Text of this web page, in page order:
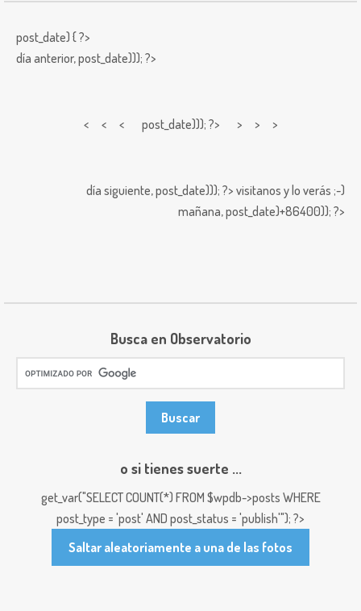
post_date) { ?>
día anterior,post_date))); ?>
< < < post_date))); ?> > > >
día siguiente,post_date))); ?> visitanos y lo verás ;-)
mañana,post_date)+86400)); ?>
Busca en Observatorio
o si tienes suerte ...
get_var("SELECT COUNT(*) FROM $wpdb->posts WHERE
post_type = 'post' AND post_status = 'publish'"); ?>
Saltar aleatoriamente a una de las fotos